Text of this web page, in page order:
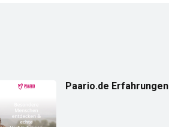
Paario.de Erfahrungen